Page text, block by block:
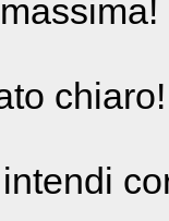
chiaro!